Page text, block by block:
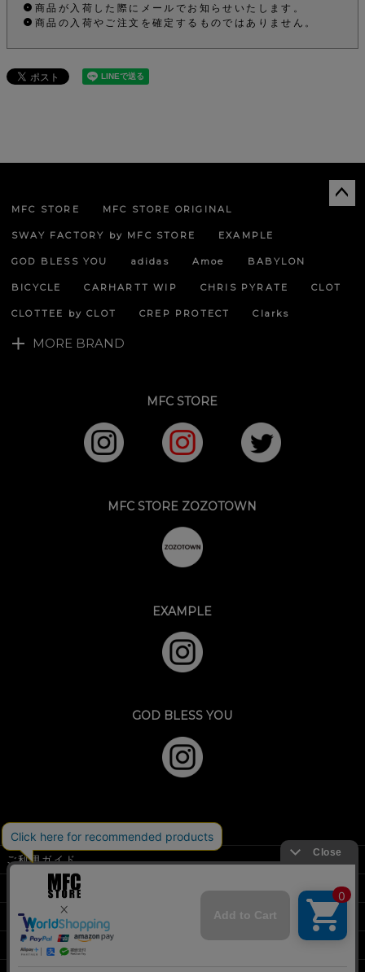
商品が入荷した際にメールでお知らせいたします。
商品の入荷やご注文を確定するものではありません。
MFC STORE MFC STORE ORIGINAL
SWAY FACTORY by MFC STORE EXAMPLE
GOD BLESS YOU adidas Amoe BABYLON
BICYCLE CARHARTT WIP CHRIS PYRATE CLOT
CLOTTEE by CLOT CREP PROTECT Clarks
MORE BRAND
MFC STORE
MFC STORE ZOZOTOWN
EXAMPLE
GOD BLESS YOU
ご利用ガイド
特定商取引法に基づく表示
個人情報の取扱
お問い合わせフォーム